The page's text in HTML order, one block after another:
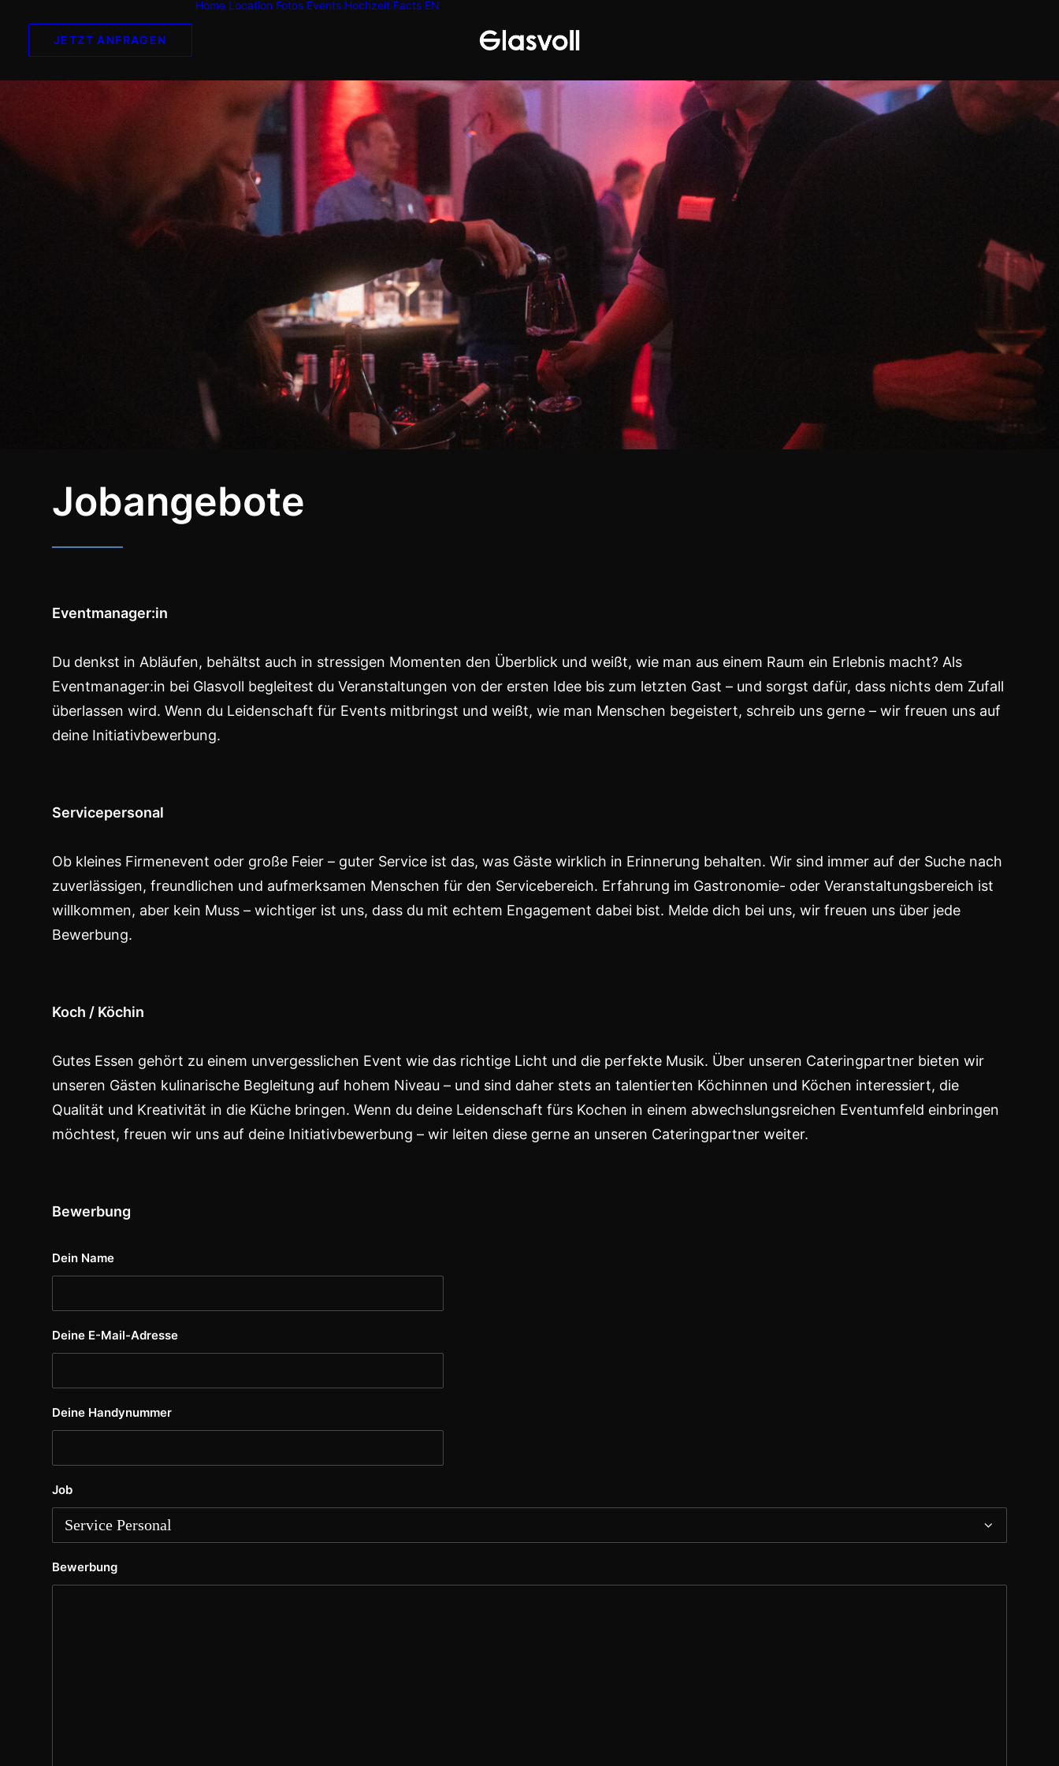
JETZT ANFRAGEN
Home Location Fotos Events Hochzeit Facts EN
Jobangebote
Eventmanager:in
Du denkst in Abläufen, behältst auch in stressigen Momenten den Überblick und weißt, wie man aus einem Raum ein Erlebnis macht? Als
Eventmanager:in bei Glasvoll begleitest du Veranstaltungen von der ersten Idee bis zum letzten Gast – und sorgst dafür, dass nichts dem Zufall
überlassen wird. Wenn du Leidenschaft für Events mitbringst und weißt, wie man Menschen begeistert, schreib uns gerne – wir freuen uns auf
deine Initiativbewerbung.
Servicepersonal
Ob kleines Firmenevent oder große Feier – guter Service ist das, was Gäste wirklich in Erinnerung behalten. Wir sind immer auf der Suche nach
zuverlässigen, freundlichen und aufmerksamen Menschen für den Servicebereich. Erfahrung im Gastronomie- oder Veranstaltungsbereich ist
willkommen, aber kein Muss – wichtiger ist uns, dass du mit echtem Engagement dabei bist. Melde dich bei uns, wir freuen uns über jede
Bewerbung.
Koch / Köchin
Gutes Essen gehört zu einem unvergesslichen Event wie das richtige Licht und die perfekte Musik. Über unseren Cateringpartner bieten wir
unseren Gästen kulinarische Begleitung auf hohem Niveau – und sind daher stets an talentierten Köchinnen und Köchen interessiert, die
Qualität und Kreativität in die Küche bringen. Wenn du deine Leidenschaft fürs Kochen in einem abwechslungsreichen Eventumfeld einbringen
möchtest, freuen wir uns auf deine Initiativbewerbung – wir leiten diese gerne an unseren Cateringpartner weiter.
Bewerbung
Dein Name
Deine E-Mail-Adresse
Deine Handynummer
Job
Bewerbung